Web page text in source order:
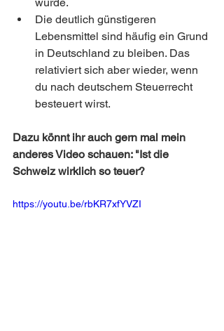
Die deutlich günstigeren
Lebensmittel sind häufig ein Grund
in Deutschland zu bleiben. Das
relativiert sich aber wieder, wenn
du nach deutschem Steuerrecht
besteuert wirst.
Dazu könnt ihr auch gern mal mein
anderes Video schauen: "Ist die
Schweiz wirklich so teuer?
https://youtu.be/rbKR7xfYVZI